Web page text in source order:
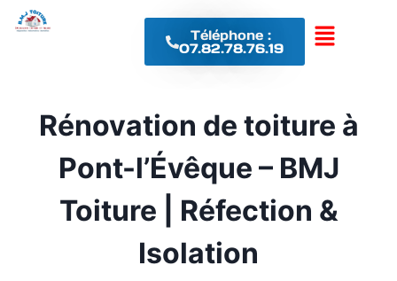
Téléphone :
07.82.78.76.19
Rénovation de toiture à
Pont-l’Évêque – BMJ
Toiture | Réfection &
Isolation